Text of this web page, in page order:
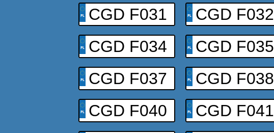
CGD F031
CGD F032
CGD F034
CGD F035
CGD F037
CGD F038
CGD F040
CGD F041